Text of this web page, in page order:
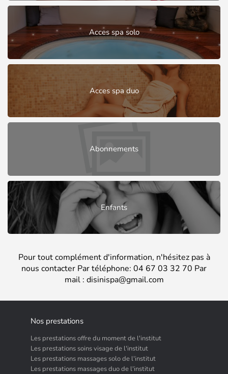
Acces spa solo
Acces spa duo
Abonnements
Enfants
Pour tout complément d'information, n'hésitez pas à
nous contacter Par téléphone: 04 67 03 32 70 Par
mail : disinispa@gmail.com
Nos prestations
Les prestations offre du moment de l'institut
Les prestations soins visage de l'institut
Les prestations massages solo de l'institut
Les prestations massages duo de l'institut